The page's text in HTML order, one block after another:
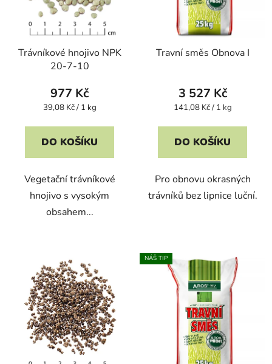
Trávníkové hnojivo NPK
20-7-10
977 Kč
Měrná
39,08 Kč / 1 kg
DO KOŠÍKU
Vegetační trávníkové
hnojivo s vysokým
obsahem...
Travní směs Obnova I
3 527 Kč
Měrná
141,08 Kč / 1 kg
DO KOŠÍKU
Pro obnovu okrasných
trávníků bez lipnice luční.
NÁŠ TIP